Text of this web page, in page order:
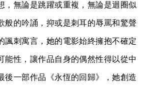
，無論是跳躍或重複，無論是迴圈似
般的吟誦，抑或是刺耳的辱罵和驚聲
諷刺寓言，她的電影始終擁抱不確定
能性，讓作品自身的偶然性得以從中
後一部作品《永恆的回歸》，她創造